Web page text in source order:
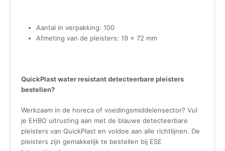
Aantal in verpakking: 100
Afmeting van de pleisters: 19 x 72 mm
QuickPlast water resistant detecteerbare pleisters
bestellen?
Werkzaam in de horeca of voedingsmiddelensector? Vul
je EHBO uitrusting aan met de blauwe detecteerbare
pleisters van QuickPlast en voldoe aan alle richtlijnen. De
pleisters zijn gemakkelijk te bestellen bij ESE